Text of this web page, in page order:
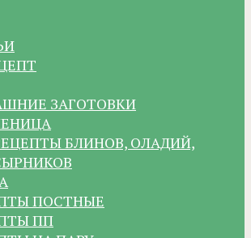
ЗАГОТОВКИ
БЛИНОВ, ОЛАДИЙ,
ПОСТНЫЕ
ПП